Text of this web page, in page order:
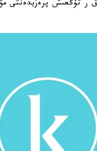
ق ر تۇڭعىش پرەزيدەنتى